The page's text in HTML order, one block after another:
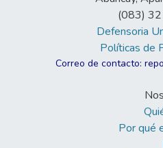
(083)
Defensoria
Políticas de
Correo de contacto:
Por qué